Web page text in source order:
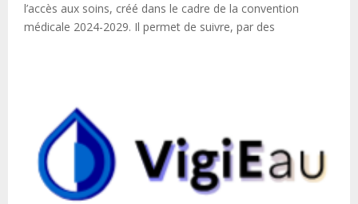
l’accès aux soins, créé dans le cadre de la convention
médicale 2024-2029. Il permet de suivre, par des